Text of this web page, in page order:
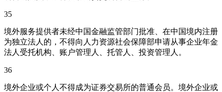
35
境外服务提供者未经中国金融监管部门批准、在中国境内注册
为独立法人的，不得向人力资源社会保障部申请从事企业年金
法人受托机构、账户管理人、托管人、投资管理人。
36
境外企业或个人不得成为证券交易所的普通会员。境外企业或